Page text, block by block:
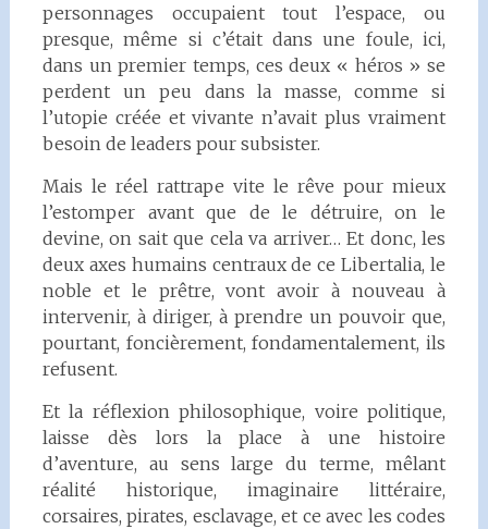
personnages occupaient tout l’espace, ou
presque, même si c’était dans une foule, ici,
dans un premier temps, ces deux « héros » se
perdent un peu dans la masse, comme si
l’utopie créée et vivante n’avait plus vraiment
besoin de leaders pour subsister.
Mais le réel rattrape vite le rêve pour mieux
l’estomper avant que de le détruire, on le
devine, on sait que cela va arriver… Et donc, les
deux axes humains centraux de ce Libertalia, le
noble et le prêtre, vont avoir à nouveau à
intervenir, à diriger, à prendre un pouvoir que,
pourtant, foncièrement, fondamentalement, ils
refusent.
Et la réflexion philosophique, voire politique,
laisse dès lors la place à une histoire
d’aventure, au sens large du terme, mêlant
réalité historique, imaginaire littéraire,
corsaires, pirates, esclavage, et ce avec les codes